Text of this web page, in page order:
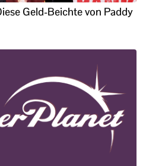
Geld-Beichte von Paddy